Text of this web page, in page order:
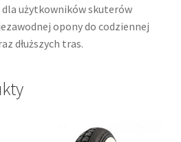
dla użytkowników skuterów
opony do codziennej
dłuższych tras.​